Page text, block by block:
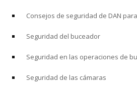
Alert Diver
Consejos de seguridad de DAN
Seguridad del buceador
Seguridad en las operaciones de
Seguridad de las cámaras